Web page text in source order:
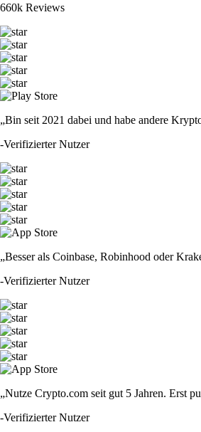
660k Reviews
„Bin seit 2021 dabei und habe andere
-Verifizierter Nutzer
„Besser als Coinbase, Robinhood oder
-Verifizierter Nutzer
„Nutze Crypto.com seit gut 5 Jahren. Erst
-Verifizierter Nutzer